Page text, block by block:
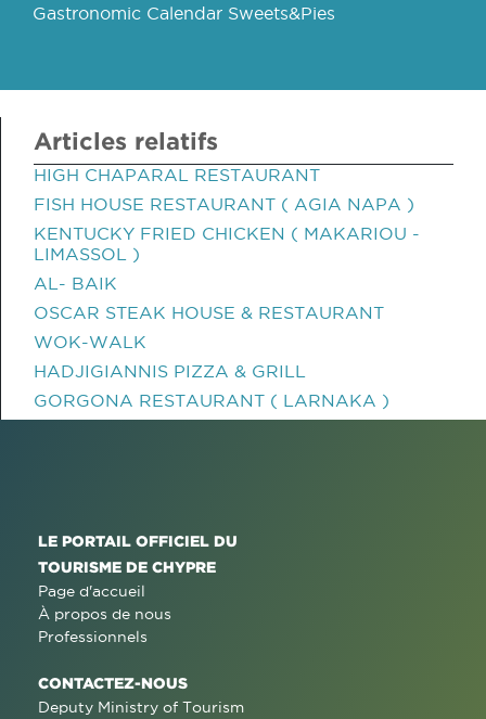
Gastronomic Calendar Sweets&Pies
Articles relatifs
HIGH CHAPARAL RESTAURANT
FISH HOUSE RESTAURANT ( AGIA NAPA )
KENTUCKY FRIED CHICKEN ( MAKARIOU -
LIMASSOL )
AL- BAIK
OSCAR STEAK HOUSE & RESTAURANT
WOK-WALK
HADJIGIANNIS PIZZA & GRILL
GORGONA RESTAURANT ( LARNAKA )
LE PORTAIL OFFICIEL DU
TOURISME DE CHYPRE
Page d'accueil
À propos de nous
Professionnels
CONTACTEZ-NOUS
Deputy Ministry of Tourism